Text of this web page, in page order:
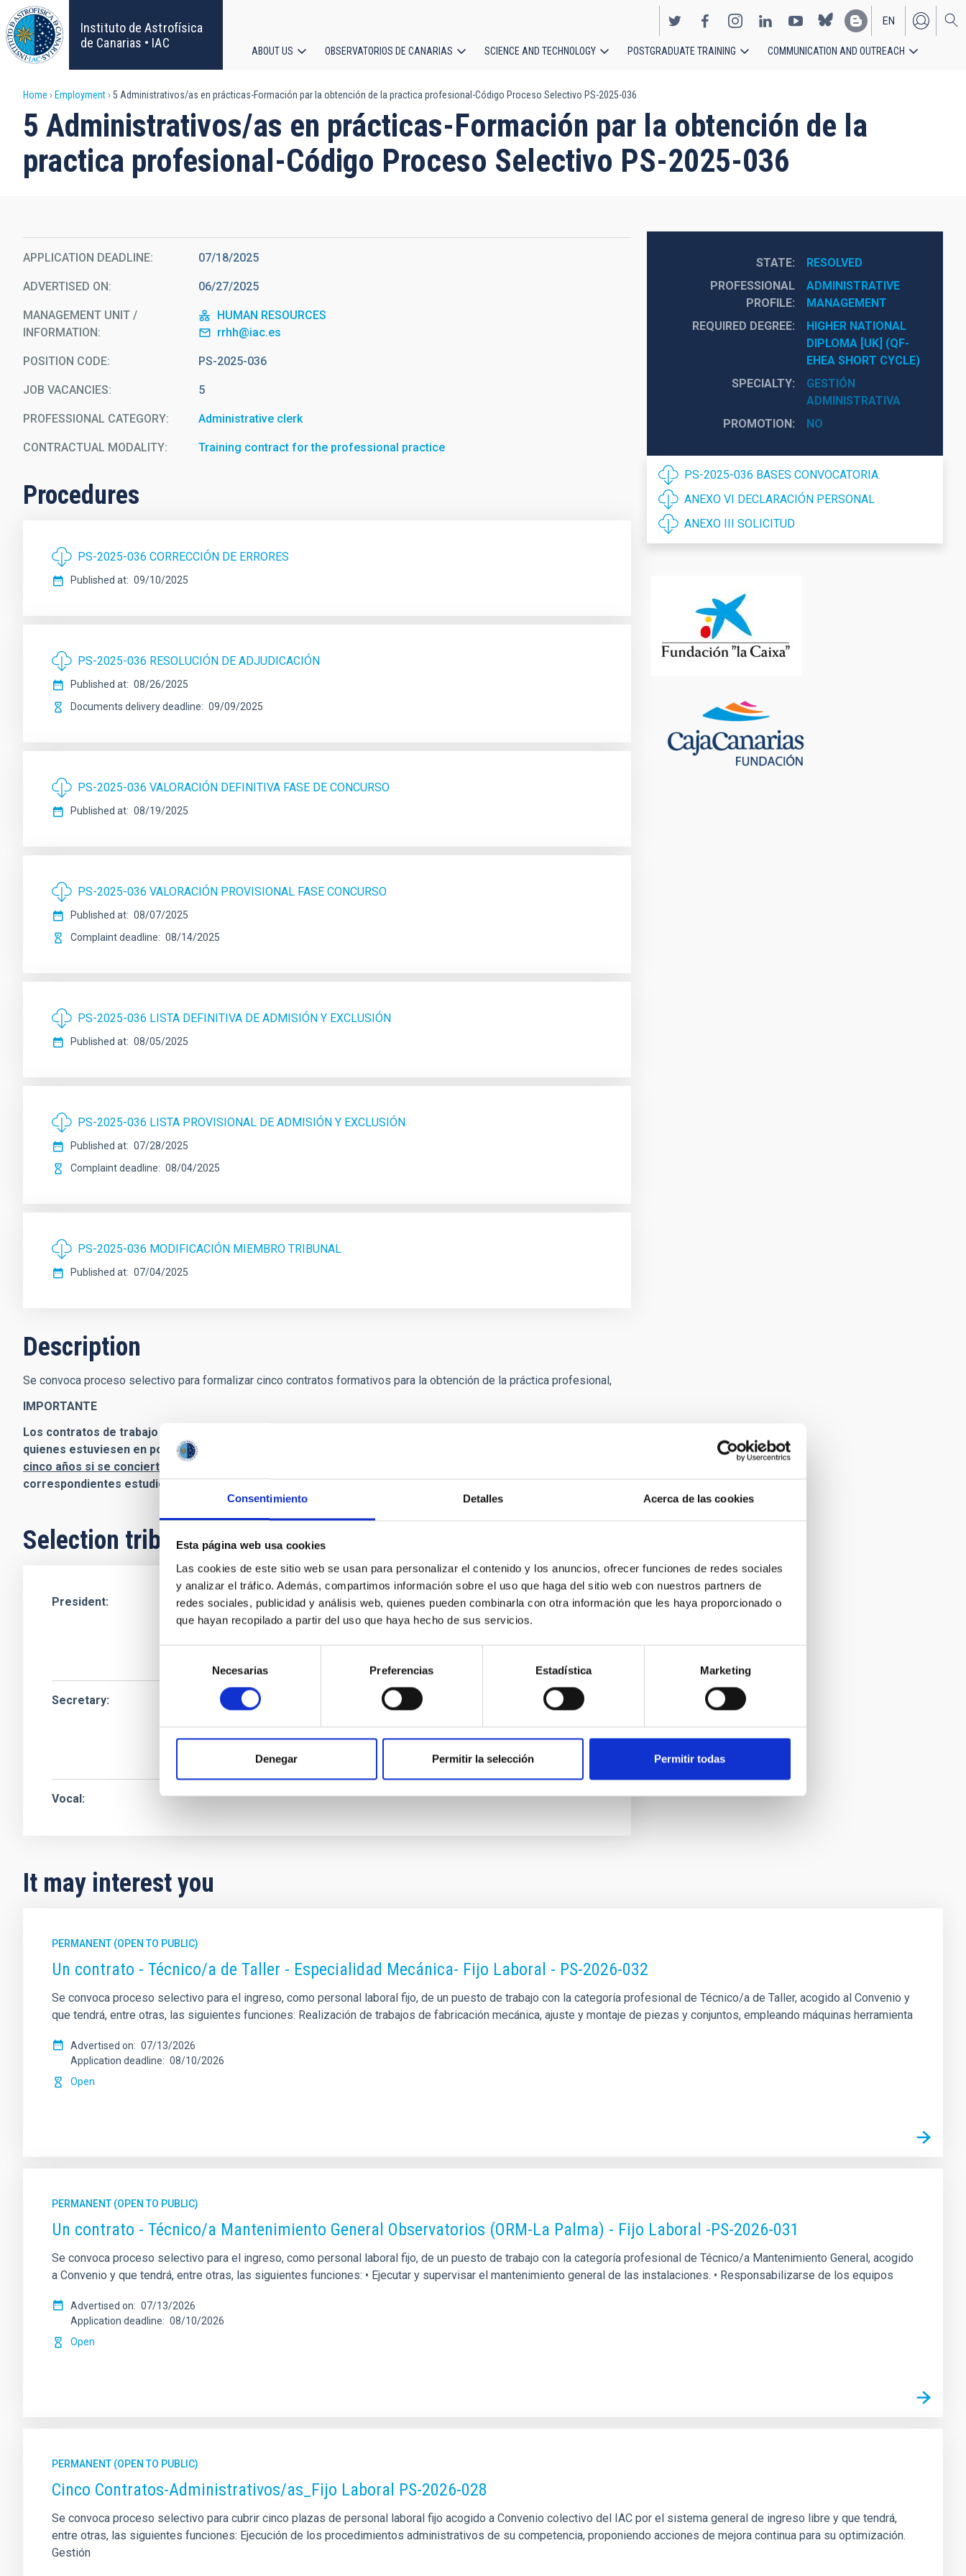
Consentimiento Detalles Acerca de las cookies
Esta página web usa cookies
Las cookies de este sitio web se usan para personalizar el contenido y los anuncios, ofrecer funciones de redes sociales
y analizar el tráfico. Además, compartimos información sobre el uso que haga del sitio web con nuestros partners de
redes sociales, publicidad y análisis web, quienes pueden combinarla con otra información que les haya proporcionado o
que hayan recopilado a partir del uso que haya hecho de sus servicios.
consentimiento
Necesarias Preferencias Estadística Marketing
Denegar Permitir la selección Permitir todas
Skip
to
main
content
Instituto de Astrofísica
de Canarias • IAC
EN
ES
navigation
ABOUT US OBSERVATORIOS DE CANARIAS SCIENCE AND TECHNOLOGY POSTGRADUATE TRAINING COMMUNICATION AND OUTREACH
Breadcrumb
Home Employment 5 Administrativos/as en prácticas-Formación par la obtención de la practica profesional-Código Proceso Selectivo PS-2025-036
5 Administrativos/as en prácticas-Formación par la obtención de la
practica profesional-Código Proceso Selectivo PS-2025-036
APPLICATION DEADLINE 07/18/2025
ADVERTISED ON 06/27/2025
MANAGEMENT UNIT /
INFORMATION
HUMAN RESOURCES
rrhh@iac.es
POSITION CODE PS-2025-036
JOB VACANCIES 5
PROFESSIONAL CATEGORY Administrative clerk
CONTRACTUAL MODALITY Training contract for the professional practice
Procedures
PS-2025-036 CORRECCIÓN DE ERRORES
Published at 09/10/2025
PS-2025-036 RESOLUCIÓN DE ADJUDICACIÓN
Published at
08/26/2025
Documents delivery deadline
09/09/2025
PS-2025-036 VALORACIÓN DEFINITIVA FASE DE CONCURSO
Published at 08/19/2025
PS-2025-036 VALORACIÓN PROVISIONAL FASE CONCURSO
Published at
08/07/2025
Complaint deadline
08/14/2025
PS-2025-036 LISTA DEFINITIVA DE ADMISIÓN Y EXCLUSIÓN
Published at 08/05/2025
PS-2025-036 LISTA PROVISIONAL DE ADMISIÓN Y EXCLUSIÓN
Published at
07/28/2025
Complaint deadline
08/04/2025
PS-2025-036 MODIFICACIÓN MIEMBRO TRIBUNAL
Published at 07/04/2025
Description
Se convoca proceso selectivo para formalizar cinco contratos formativos para la obtención de la práctica profesional,
IMPORTANTE
Los contratos de trabajo formativos para la obtención de la práctica profesional podrán concertarse con
quienes estuviesen en posesión de un título que habilite o capacite obtenido dentro de los
cinco años si se concierta con una persona con discapacidad
correspondientes estudios.
Selection tribunal
President Ms. Acerina María Santacruz Medina
Instituto de Astrofísica de Canarias (IAC)
Jefe/a Administrativo/a
Secretary Sr. Alfredo
Ingeniero/a
Vocal
STATE
RESOLVED
PROFESSIONAL
PROFILE
ADMINISTRATIVE
MANAGEMENT
REQUIRED DEGREE
HIGHER NATIONAL
DIPLOMA [UK] (QF-
EHEA SHORT CYCLE)
SPECIALTY
GESTIÓN
ADMINISTRATIVA
PROMOTION
NO
PS-2025-036 BASES CONVOCATORIA.
ANEXO VI DECLARACIÓN PERSONAL
ANEXO III SOLICITUD
It may interest you
PERMANENT (OPEN TO PUBLIC)
Un contrato - Técnico/a de Taller - Especialidad Mecánica- Fijo Laboral - PS-2026-032
Se convoca proceso selectivo para el ingreso, como personal laboral fijo, de un puesto de trabajo con la categoría profesional de Técnico/a de Taller, acogido al Convenio y
que tendrá, entre otras, las siguientes funciones: Realización de trabajos de fabricación mecánica, ajuste y montaje de piezas y conjuntos, empleando máquinas herramienta
Advertised on
07/13/2026
Application deadline
08/10/2026
Open
PERMANENT (OPEN TO PUBLIC)
Un contrato - Técnico/a Mantenimiento General Observatorios (ORM-La Palma) - Fijo Laboral -PS-2026-031
Se convoca proceso selectivo para el ingreso, como personal laboral fijo, de un puesto de trabajo con la categoría profesional de Técnico/a Mantenimiento General, acogido
a Convenio y que tendrá, entre otras, las siguientes funciones: • Ejecutar y supervisar el mantenimiento general de las instalaciones. • Responsabilizarse de los equipos
Advertised on
07/13/2026
Application deadline
08/10/2026
Open
PERMANENT (OPEN TO PUBLIC)
Cinco Contratos-Administrativos/as_Fijo Laboral PS-2026-028
Se convoca proceso selectivo para cubrir cinco plazas de personal laboral fijo acogido a Convenio colectivo del IAC por el sistema general de ingreso libre y que tendrá,
entre otras, las siguientes funciones: Ejecución de los procedimientos administrativos de su competencia, proponiendo acciones de mejora continua para su optimización.
Gestión